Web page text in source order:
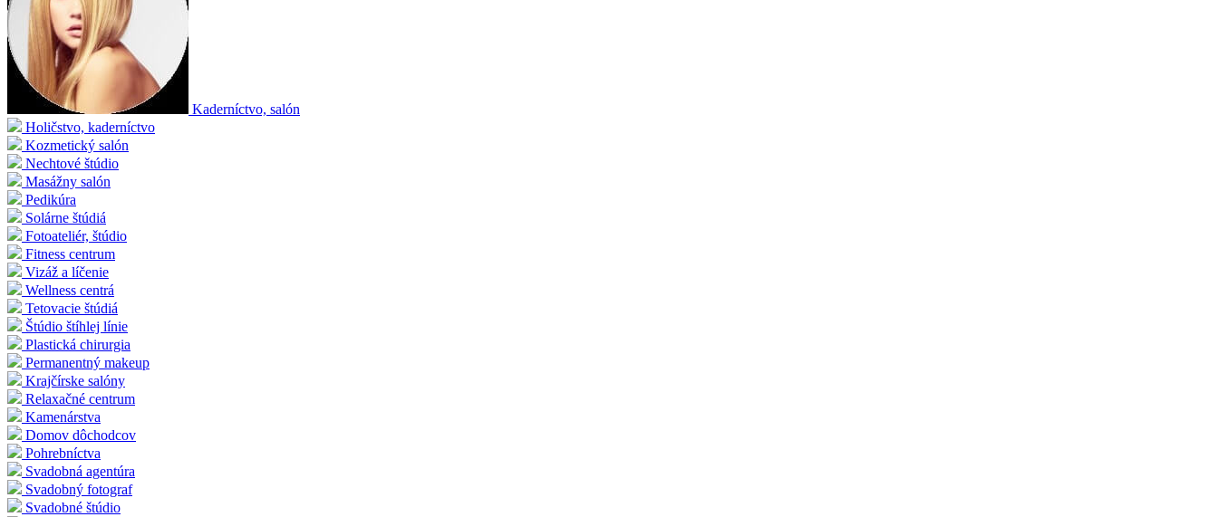
Kaderníctvo, salón
Holičstvo, kaderníctvo
Kozmetický salón
Nechtové štúdio
Masážny salón
Pedikúra
Solárne štúdiá
Fotoateliér, štúdio
Fitness centrum
Vizáž a líčenie
Wellness centrá
Tetovacie štúdiá
Štúdio štíhlej línie
Plastická chirurgia
Permanentný makeup
Krajčírske salóny
Relaxačné centrum
Kamenárstva
Domov dôchodcov
Pohrebníctva
Svadobná agentúra
Svadobný fotograf
Svadobné štúdio